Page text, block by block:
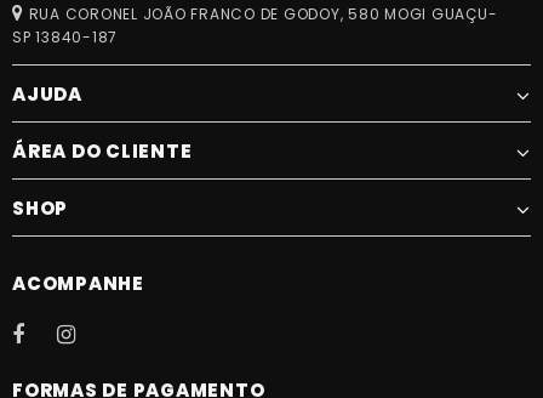
RUA CORONEL JOÃO FRANCO DE GODOY, 580 MOGI GUAÇU-
SP 13840-187
AJUDA
ÁREA DO CLIENTE
SHOP
ACOMPANHE
FORMAS DE PAGAMENTO